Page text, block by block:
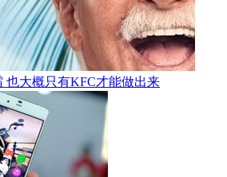
也大概只有KFC才能做出来